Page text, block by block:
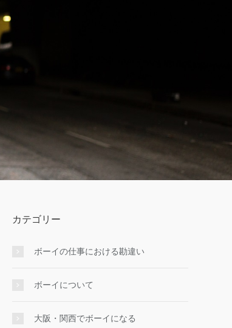
カテゴリー
ボーイの仕事における勘違い
ボーイについて
大阪・関西でボーイになる